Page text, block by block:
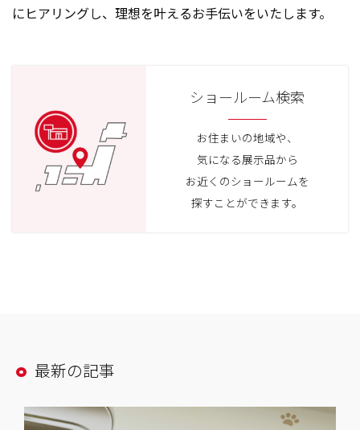
にヒアリングし、理想を叶えるお手伝いをいたします。
ショールーム検索
お住まいの地域や、
気になる展示品から
お近くのショールームを
探すことができます。
最新の記事